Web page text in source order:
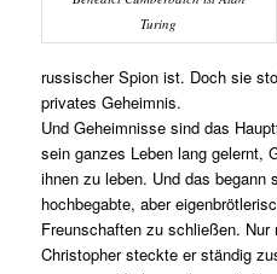
Turing
russischer Spion ist. Doch sie
privates Geheimnis.
Und Geheimnisse sind das
sein ganzes Leben lang gelernt,
ihnen zu leben. Und das begann
hochbegabte, aber
Freunschaften zu schließen.
Christopher steckte er ständig